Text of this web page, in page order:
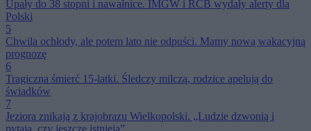
Upały do 38 stopni i nawałnice. IMGW i RCB wydały alerty dla
Polski
5
Chwila ochłody, ale potem lato nie odpuści. Mamy nową wakacyjną
prognozę
6
Tragiczna śmierć 15-latki. Śledczy milczą, rodzice apelują do
świadków
7
Jeziora znikają z krajobrazu Wielkopolski. „Ludzie dzwonią i
pytają, czy jeszcze istnieją”